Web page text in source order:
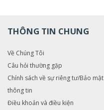
THÔNG TIN CHUNG
Về Chúng Tôi
Câu hỏi thường gặp
Chính sách về sự riêng tư/Bảo mật
thông tin
Điều khoản và điều kiện